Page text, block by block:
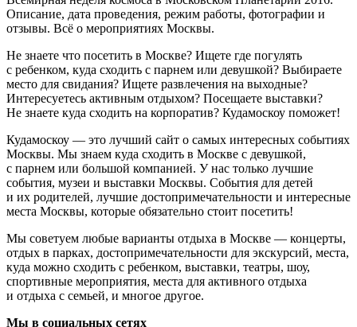
Описание, дата проведения, режим работы, фотографии и
отзывы. Всё о мероприятиях Москвы.
Не знаете что посетить в Москве? Ищете где погулять
с ребенком, куда сходить с парнем или девушкой? Выбираете
место для свидания? Ищете развлечения на выходные?
Интересуетесь активным отдыхом? Посещаете выставки?
Не знаете куда сходить на корпоратив? Кудамоскоу поможет!
Кудамоскоу — это лучший сайт о самых интересных событиях
Москвы. Мы знаем куда сходить в Москве с девушкой,
с парнем или большой компанией. У нас только лучшие
события, музеи и выставки Москвы. События для детей
и их родителей, лучшие достопримечательности и интересные
места Москвы, которые обязательно стоит посетить!
Мы советуем любые варианты отдыха в Москве — концерты,
отдых в парках, достопримечательности для экскурсий, места,
куда можно сходить с ребенком, выставки, театры, шоу,
спортивные мероприятия, места для активного отдыха
и отдыха с семьей, и многое другое.
Мы в социальных сетях